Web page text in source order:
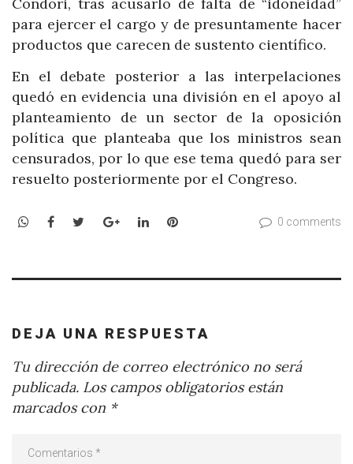
Condori, tras acusarlo de falta de “idoneidad”
para ejercer el cargo y de presuntamente hacer
productos que carecen de sustento científico.
En el debate posterior a las interpelaciones
quedó en evidencia una división en el apoyo al
planteamiento de un sector de la oposición
política que planteaba que los ministros sean
censurados, por lo que ese tema quedó para ser
resuelto posteriormente por el Congreso.
WhatsApp
Facebook
TwitterGoogle+LinkedInPinterest 0 comments
DEJA UNA RESPUESTA
Tu dirección de correo electrónico no será
publicada. Los campos obligatorios están
marcados con *